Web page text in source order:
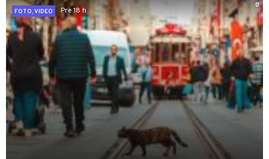
0
FOTO, VIDEO
Pre 18 h